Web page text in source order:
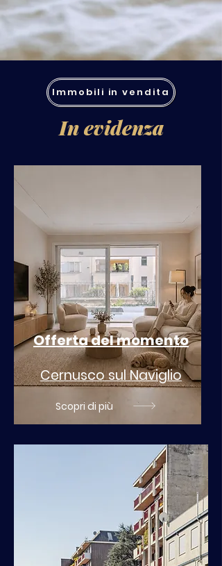
Immobili in vendita
In evidenza
Offerta del momento
Cernusco sul Naviglio
Scopri di più